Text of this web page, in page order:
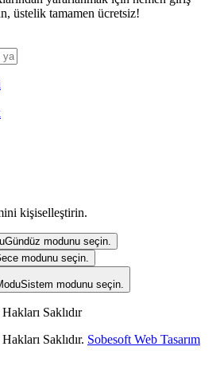
üstelik tamamen ücretsiz!
kişiselleştirin.
Gündüz modunu seçin.
modunu seçin.
Sistem modunu seçin.
Saklıdır
Saklıdır. Sobesoft Web Tasarım